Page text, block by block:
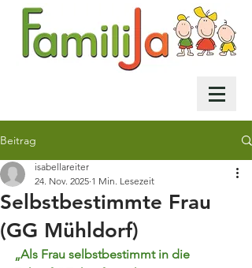
Beitrag
Selbstbestimmte Frau
(GG Mühldorf)
isabellareiter
24. Nov. 2025 1 Min. Lesezeit
„Als Frau selbstbestimmt in die